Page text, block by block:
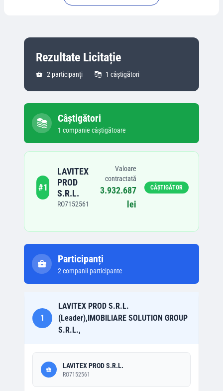
Rezultate Licitație
2 participanți 1 câștigători
Câștigători
1 companie câștigătoare
#1
LAVITEX
PROD
S.R.L.
RO7152561
Valoare
contractată
3.932.687
lei
CÂȘTIGĂTOR
Participanți
2 companii participante
1
LAVITEX PROD S.R.L.
(Leader),IMOBILIARE SOLUTION GROUP
S.R.L.,
LAVITEX PROD S.R.L.
RO7152561